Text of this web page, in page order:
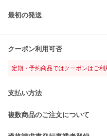
最初の発送
クーポン利用可否
定期・予約商品ではクーポンはご利
支払い方法
複数商品のご注文について